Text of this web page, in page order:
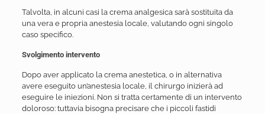
Talvolta, in alcuni casi la crema analgesica sarà sostituita da
una vera e propria anestesia locale, valutando ogni singolo
caso specifico.
Svolgimento intervento
Dopo aver applicato la crema anestetica, o in alternativa
avere eseguito un’anestesia locale, il chirurgo inizierà ad
eseguire le iniezioni. Non si tratta certamente di un intervento
doloroso: tuttavia bisogna precisare che i piccoli fastidi